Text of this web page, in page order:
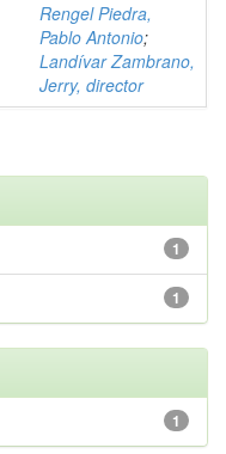
Rengel Piedra,
Pablo Antonio;
Landívar Zambrano,
Jerry, director
1
1
1